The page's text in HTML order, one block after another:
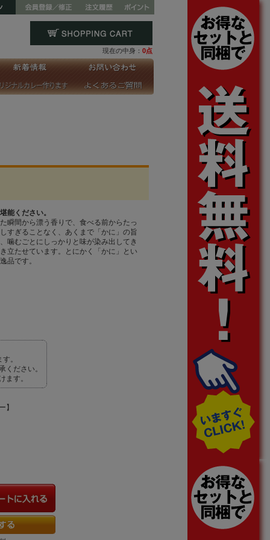
現在の中身： 0点
能ください。
瞬間から漂う香りで、食べる前からたっ
すぎることなく、あくまで「かに」の旨
噛むごとにしっかりと味が染み出してき
立たせています。とにかく「かに」とい
品です。
。
ださい。
ます。
】